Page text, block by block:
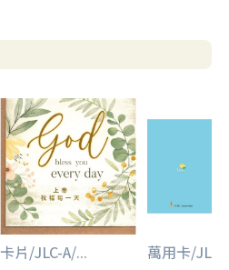
卡片/JLC-A/... 萬用卡/JLC-